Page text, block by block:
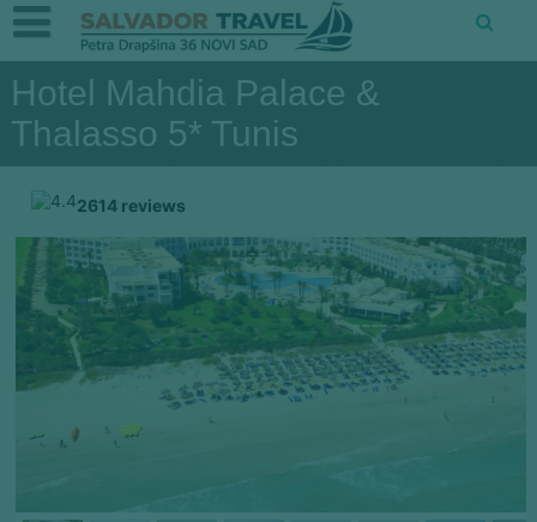
Hotel Mahdia Palace &
Thalasso 5* Tunis